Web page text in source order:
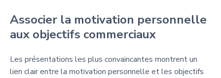
Associer la motivation personnelle
aux objectifs commerciaux
Les présentations les plus convaincantes montrent un
lien clair entre la motivation personnelle et les objectifs